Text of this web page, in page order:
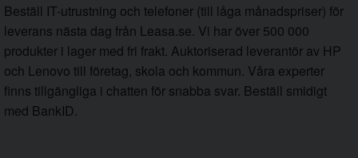
Beställ IT-utrustning och telefoner (till låga månadspriser) för
leverans nästa dag från Leasa.se. Vi har över 500 000
produkter i lager med fri frakt. Auktoriserad leverantör av HP
och Lenovo till företag, skola och kommun. Våra experter
finns tillgängliga i chatten för snabba svar. Beställ smidigt
med BankID.